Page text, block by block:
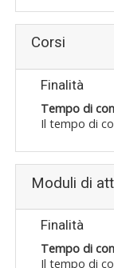
Corsi
Finalità
Tempo di
Il tempo di
Moduli di
Finalità
Tempo di
Il tempo di